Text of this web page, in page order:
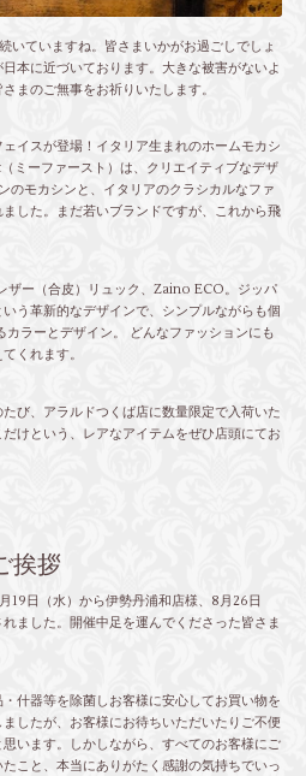
いていますね。皆さまいかがお過ごしでしょ
本に近づいております。大きな被害がないよ
まのご無事をお祈りいたします。
イスが登場！イタリア生まれのホームモカシ
ミーファースト）は、クリエイティブなデザ
のモカシンと、イタリアのクラシカルなファ
した。まだ若いブランドですが、これから飛
ザー（合皮）リュック、Zaino ECO。ジッパ
う革新的なデザインで、シンプルながらも個
ラーとデザイン。 どんなファッションにも
くれます。
び、アラルドつくば店に数量限定で入荷いた
けという、レアなアイテムをぜひ店頭にてお
挨拶
19日（水）から伊勢丹浦和店様、8月26日
ました。開催中足を運んでくださった皆さま
什器等を除菌しお客様に安心してお買い物を
したが、お客様にお待ちいただいたりご不便
います。しかしながら、すべてのお客様にご
こと、本当にありがたく感謝の気持ちでいっ